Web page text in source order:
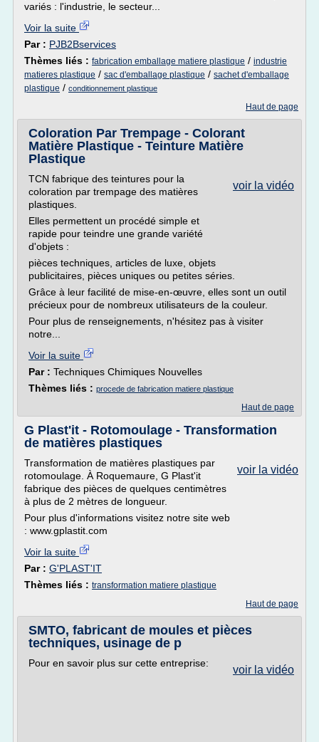
variés : l'industrie, le secteur...
Voir la suite
Par : PJB2Bservices
Thèmes liés : fabrication emballage matiere plastique / industrie
matieres plastique / sac d'emballage plastique / sachet d'emballage
plastique / conditionnement plastique
Haut de page
Coloration Par Trempage - Colorant
Matière Plastique - Teinture Matière
Plastique
voir la vidéo
TCN fabrique des teintures pour la
coloration par trempage des matières
plastiques.
Elles permettent un procédé simple et
rapide pour teindre une grande variété
d'objets :
pièces techniques, articles de luxe, objets
publicitaires, pièces uniques ou petites séries.
Grâce à leur facilité de mise-en-œuvre, elles sont un outil
précieux pour de nombreux utilisateurs de la couleur.
Pour plus de renseignements, n'hésitez pas à visiter
notre...
Voir la suite
Par : Techniques Chimiques Nouvelles
Thèmes liés : procede de fabrication matiere plastique
Haut de page
G Plast'it - Rotomoulage - Transformation
de matières plastiques
voir la vidéo
Transformation de matières plastiques par
rotomoulage. À Roquemaure, G Plast'it
fabrique des pièces de quelques centimètres
à plus de 2 mètres de longueur.
Pour plus d'informations visitez notre site web
: www.gplastit.com
Voir la suite
Par : G'PLAST'IT
Thèmes liés : transformation matiere plastique
Haut de page
SMTO, fabricant de moules et pièces
techniques, usinage de p
voir la vidéo
Pour en savoir plus sur cette entreprise: